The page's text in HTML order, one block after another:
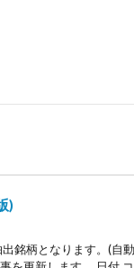
)
銘柄となります。(自